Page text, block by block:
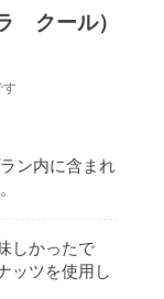
クール）
ン内に含まれ
しかったで
ッツを使用し